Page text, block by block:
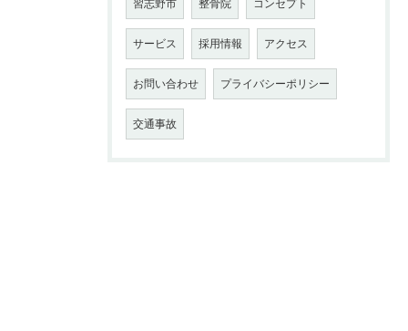
習志野市 整骨院 コンセプト
サービス 採用情報 アクセス
お問い合わせ プライバシーポリシー
交通事故